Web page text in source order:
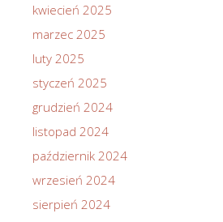
kwiecień 2025
marzec 2025
luty 2025
styczeń 2025
grudzień 2024
listopad 2024
październik 2024
wrzesień 2024
sierpień 2024